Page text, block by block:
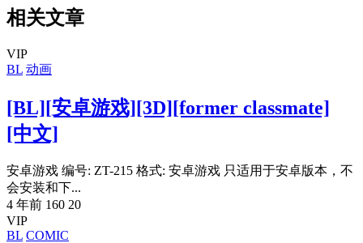
相关文章
VIP
BL 动画
[BL][安卓游戏][3D][former classmate]
[中文]
安卓游戏 编号: ZT-215 格式: 安卓游戏 只适用于安卓版本，不
会安装和下...
4 年前 160 20
VIP
BL COMIC